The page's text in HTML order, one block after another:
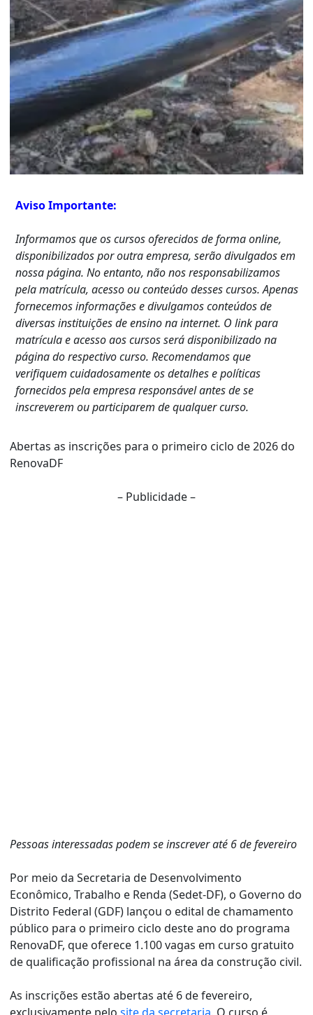
Aviso Importante:
Informamos que os cursos oferecidos de forma online,
disponibilizados por outra empresa, serão divulgados em
nossa página. No entanto, não nos responsabilizamos
pela matrícula, acesso ou conteúdo desses cursos. Apenas
fornecemos informações e divulgamos conteúdos de
diversas instituições de ensino na internet. O link para
matrícula e acesso aos cursos será disponibilizado na
página do respectivo curso. Recomendamos que
verifiquem cuidadosamente os detalhes e políticas
fornecidos pela empresa responsável antes de se
inscreverem ou participarem de qualquer curso.
Abertas as inscrições para o primeiro ciclo de 2026 do
RenovaDF
– Publicidade –
Pessoas interessadas podem se inscrever até 6 de fevereiro
Por meio da Secretaria de Desenvolvimento
Econômico, Trabalho e Renda (Sedet-DF), o Governo do
Distrito Federal (GDF) lançou o edital de chamamento
público para o primeiro ciclo deste ano do programa
RenovaDF, que oferece 1.100 vagas em curso gratuito
de qualificação profissional na área da construção civil.
As inscrições estão abertas até 6 de fevereiro,